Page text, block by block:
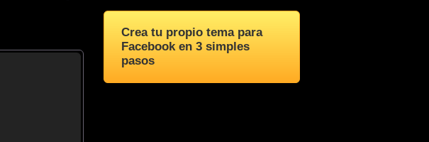
Crea tu propio tema para
Facebook en 3 simples
pasos